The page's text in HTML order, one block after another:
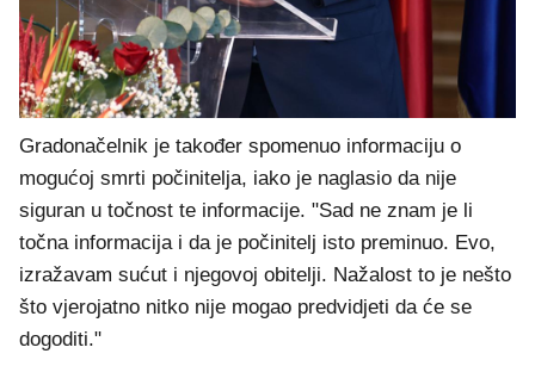
Gradonačelnik je također spomenuo informaciju o
mogućoj smrti počinitelja, iako je naglasio da nije
siguran u točnost te informacije. "Sad ne znam je li
točna informacija i da je počinitelj isto preminuo. Evo,
izražavam sućut i njegovoj obitelji. Nažalost to je nešto
što vjerojatno nitko nije mogao predvidjeti da će se
dogoditi."